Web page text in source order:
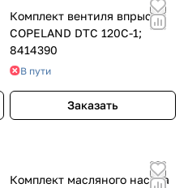
Комплект вентиля впрыска
COPELAND DTC 120C-1;
8414390
В пути
Заказать
Комплект масляного насоса